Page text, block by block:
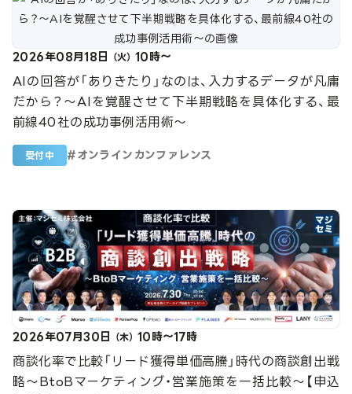
2026年08月18日 （火） 10時～
AIの回答が「ありきたり」なのは、入力するデータが凡庸
だから？〜AIを覚醒させて下半期戦略を具体化する、最
前線40社の成功事例活用術〜
受付中 # オンラインカンファレンス
2026年07月30日 （木） 10時～17時
商談化率で比較「リード獲得単価高騰」時代の商談創出戦
略～BtoBマーケティング・営業施策を一括比較～【申込